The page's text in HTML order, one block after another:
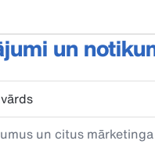
un
un citus